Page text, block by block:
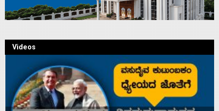
Videos